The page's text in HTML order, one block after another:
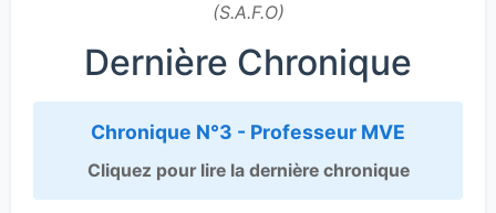
(S.A.F.O)
Dernière Chronique
Chronique N°3 - Professeur MVE
Cliquez pour lire la dernière chronique